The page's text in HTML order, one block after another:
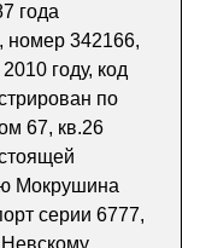
года
номер 342166,
году, код
по
67, кв.26
Мокрушина
серии 6777,